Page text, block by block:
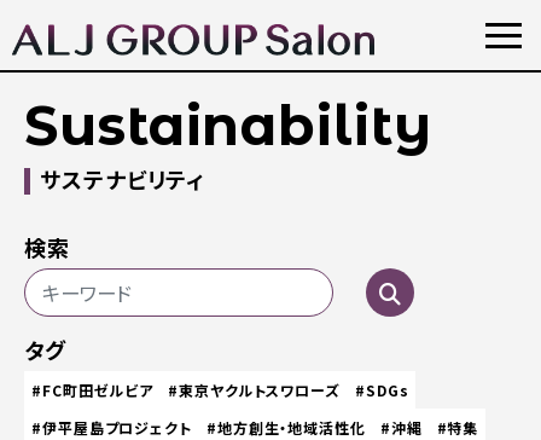
Sustainability
サステナビリティ
検索
タグ
#FC町田ゼルビア #東京ヤクルトスワローズ
#SDGs
#伊平屋島プロジェクト
#地方創生・地域活性化 #沖縄
#特集